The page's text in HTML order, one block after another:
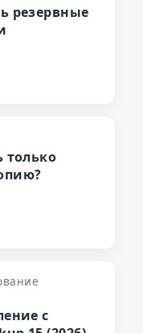
резервные
только
с